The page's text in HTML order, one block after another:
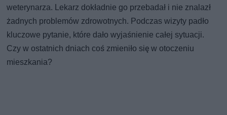
weterynarza. Lekarz dokładnie go przebadał i nie znalazł
żadnych problemów zdrowotnych. Podczas wizyty padło
kluczowe pytanie, które dało wyjaśnienie całej sytuacji.
Czy w ostatnich dniach coś zmieniło się w otoczeniu
mieszkania?